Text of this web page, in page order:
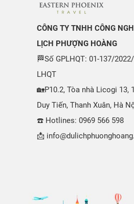
CÔNG TY TNHH CÔNG
LỊCH PHƯỢNG HOÀNG
🏁Số GPLHQT: 01-137/
LHQT
🏡P10.2, Tòa nhà Licogi 13,
Duy Tiến, Thanh Xuân, Hà
☎️ Hotlines: 0969 566 598
📩